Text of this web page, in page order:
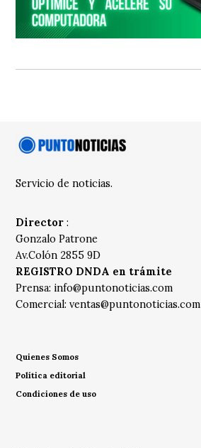
Servicio de noticias.
Director :
Gonzalo Patrone
Av.Colón 2855 9D
REGISTRO DNDA en trámite
Prensa: info@puntonoticias.com
Comercial:ventas@puntonoticias.com
Quienes Somos
Política editorial
Condiciones de uso